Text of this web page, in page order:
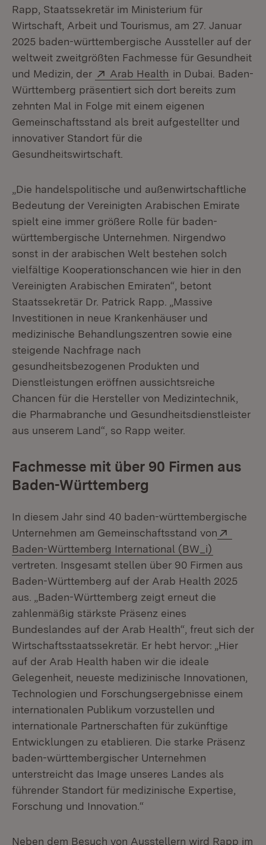
Rapp, Staatssekretär im Ministerium für
Wirtschaft, Arbeit und Tourismus, am 27. Januar
2025 baden-württembergische Aussteller auf der
weltweit zweitgrößten Fachmesse für Gesundheit
und Medizin, der
Extern:
Arab Health (Öffnet in neuem
in Dubai. Baden-
Württemberg präsentiert sich dort bereits zum
zehnten Mal in Folge mit einem eigenen
Gemeinschaftsstand als breit aufgestellter und
innovativer Standort für die
Gesundheitswirtschaft.
„Die handelspolitische und außenwirtschaftliche
Bedeutung der Vereinigten Arabischen Emirate
spielt eine immer größere Rolle für baden-
württembergische Unternehmen. Nirgendwo
sonst in der arabischen Welt bestehen solch
vielfältige Kooperationschancen wie hier in den
Vereinigten Arabischen Emiraten“, betont
Staatssekretär Dr. Patrick Rapp. „Massive
Investitionen in neue Krankenhäuser und
medizinische Behandlungszentren sowie eine
steigende Nachfrage nach
gesundheitsbezogenen Produkten und
Dienstleistungen eröffnen aussichtsreiche
Chancen für die Hersteller von Medizintechnik,
die Pharmabranche und Gesundheitsdienstleister
aus unserem Land“, so Rapp weiter.
Fachmesse mit über 90 Firmen aus
Baden-Württemberg
In diesem Jahr sind 40 baden-württembergische
Unternehmen am Gemeinschaftsstand von
Baden-Württemberg International (BW_i)
vertreten. Insgesamt stellen über 90 Firmen aus
Baden-Württemberg auf der Arab Health 2025
aus. „Baden-Württemberg zeigt erneut die
zahlenmäßig stärkste Präsenz eines
Bundeslandes auf der Arab Health“, freut sich der
Wirtschaftsstaatssekretär. Er hebt hervor: „Hier
auf der Arab Health haben wir die ideale
Gelegenheit, neueste medizinische Innovationen,
Technologien und Forschungsergebnisse einem
internationalen Publikum vorzustellen und
internationale Partnerschaften für zukünftige
Entwicklungen zu etablieren. Die starke Präsenz
baden-württembergischer Unternehmen
unterstreicht das Image unseres Landes als
führender Standort für medizinische Expertise,
Forschung und Innovation.“
Neben dem Besuch von Ausstellern wird Rapp im